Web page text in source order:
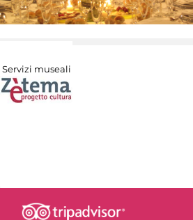
Servizi museali